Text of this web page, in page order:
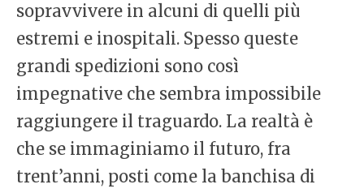
sopravvivere in alcuni di quelli più
estremi e inospitali. Spesso queste
grandi spedizioni sono così
impegnative che sembra impossibile
raggiungere il traguardo. La realtà è
che se immaginiamo il futuro, fra
trent’anni, posti come la banchisa di